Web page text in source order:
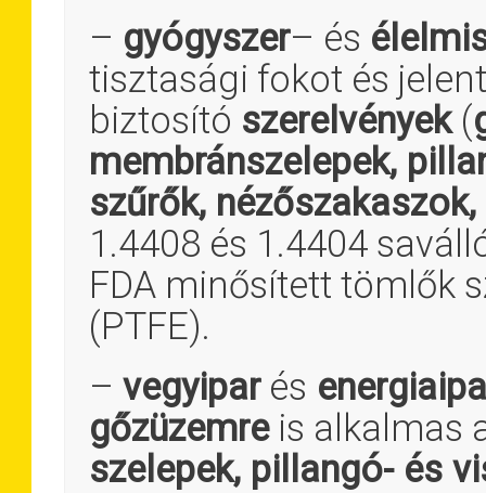
– gyógyszer– és
tisztasági fokot és
biztosító szerelvények (
membránszelepek,
szűrők,
1.4408 és 1.4404
FDA minősített tömlők
(PTFE).
–vegyiparés
gőzüzemreis alkalmas
szelepek, pillangó- és